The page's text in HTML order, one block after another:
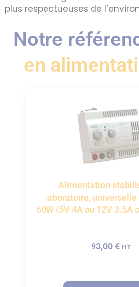
plus respectueuses de
Notre
en
Alimentation
laboratoire, universelle
60W (5V 4A ou 12V 3.5A
93,00 € HT